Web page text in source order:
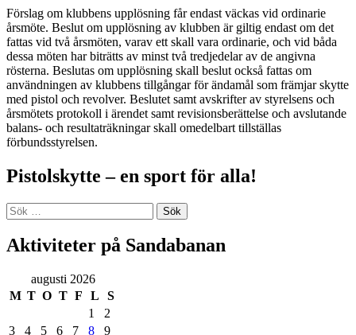
Förslag om klubbens upplösning får endast väckas vid ordinarie
årsmöte. Beslut om upplösning av klubben är giltig endast om det
fattas vid två årsmöten, varav ett skall vara ordinarie, och vid båda
dessa möten har biträtts av minst två tredjedelar av de angivna
rösterna. Beslutas om upplösning skall beslut också fattas om
användningen av klubbens tillgångar för ändamål som främjar skytte
med pistol och revolver. Beslutet samt avskrifter av styrelsens och
årsmötets protokoll i ärendet samt revisionsberättelse och avslutande
balans- och resultaträkningar skall omedelbart tillställas
förbundsstyrelsen.
Pistolskytte – en sport för alla!
Sök
efter:
Aktiviteter på Sandabanan
augusti 2026
M T O T F L
S
1
2
3
4 5 6 7 8
9